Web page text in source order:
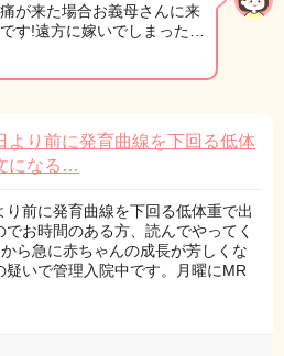
が来た場合お義母さんに来
す!遠方に嫁いでしまった…
より前に発育曲線を下回る低体
になる…
前に発育曲線を下回る低体重で出
お時間のある方、読んでやってく
ら急に赤ちゃんの成長が芳しくな
疑いで管理入院中です。月曜にMR